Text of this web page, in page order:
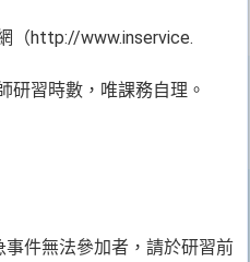
（http://www.inservice.
研習時數，唯課務自理。
件無法參加者，請於研習前